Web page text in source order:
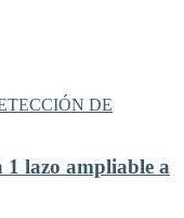
DE
lazo ampliable a